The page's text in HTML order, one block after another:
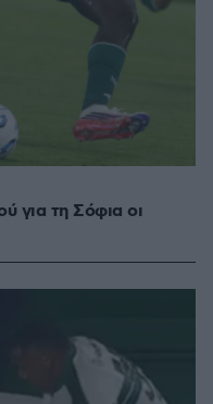
για τη Σόφια οι